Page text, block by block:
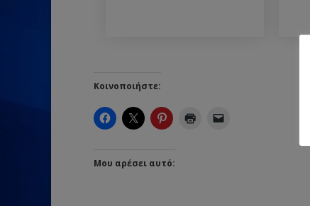
Κοινοποιήστε:
Μου αρέσει αυτό: